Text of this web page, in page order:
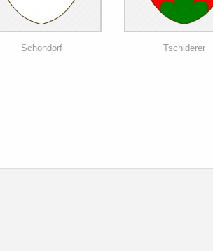
Schondorf Tschiderer